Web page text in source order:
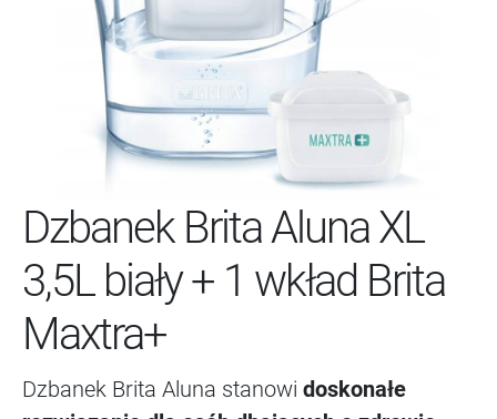
Dzbanek Brita Aluna XL
3,5L biały + 1 wkład Brita
Maxtra+
Dzbanek Brita Aluna stanowi doskonałe